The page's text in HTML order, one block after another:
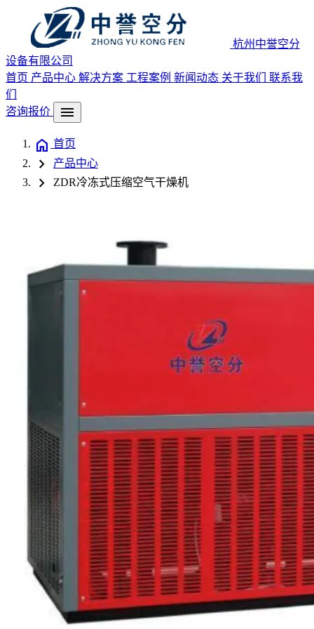
杭州中誉空分
设备有限公司
首页 产品中心 解决方案 工程案例 新闻动态 关于我们 联系我
们
咨询报价
menu
home 首页
chevron_right 产品中心
chevron_right ZDR冷冻式压缩空气干燥机